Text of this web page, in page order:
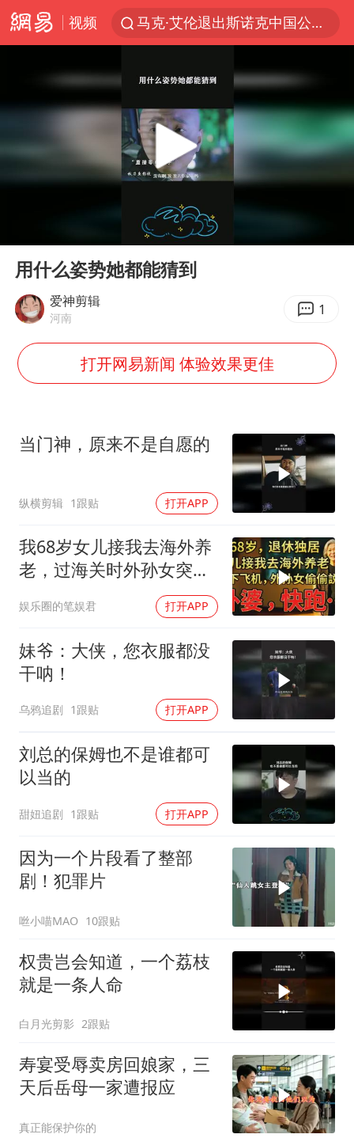
视频
马克·艾伦退出斯诺克中国公开赛
大V：马科斯把路走绝了
白海豚将正面袭击贯穿浙江
情侣在平潭拍日出时坠崖致一死一伤
央视新主播李秋莹孙亚鹏亮相
老挝国会主席赛宋蓬逝世
购飞机票7分钟后退票被扣2022元
泰国初中生饮弹自尽前开了26枪
陈思诚零点晒照为佟丽娅庆生
乐享全民健身 共筑健康中国
Play
用什么姿势她都能猜到
爱神剪辑
河南 1
打开网易新闻 体验效果更佳
当门神，原来不是自愿的
纵横剪辑 1跟贴 打开APP
我68岁女儿接我去海外养
老，过海关时外孙女突然
娱乐圈的笔娱君 打开APP
妹爷：大侠，您衣服都没
干呐！
乌鸦追剧 1跟贴 打开APP
刘总的保姆也不是谁都可
以当的
甜妞追剧 1跟贴 打开APP
因为一个片段看了整部
剧！犯罪片
咝小喵MAO 10跟贴
权贵岂会知道，一个荔枝
就是一条人命
白月光剪影 2跟贴
寿宴受辱卖房回娘家，三
天后岳母一家遭报应
真正能保护你的